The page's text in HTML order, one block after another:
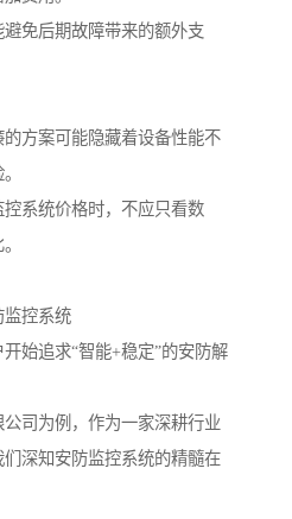
免后期故障带来的额外支
方案可能隐藏着设备性能不
系统价格时，不应只看数
监控系统
始追求“智能+稳定”的安防解
司为例，作为一家深耕行业
深知安防监控系统的精髓在